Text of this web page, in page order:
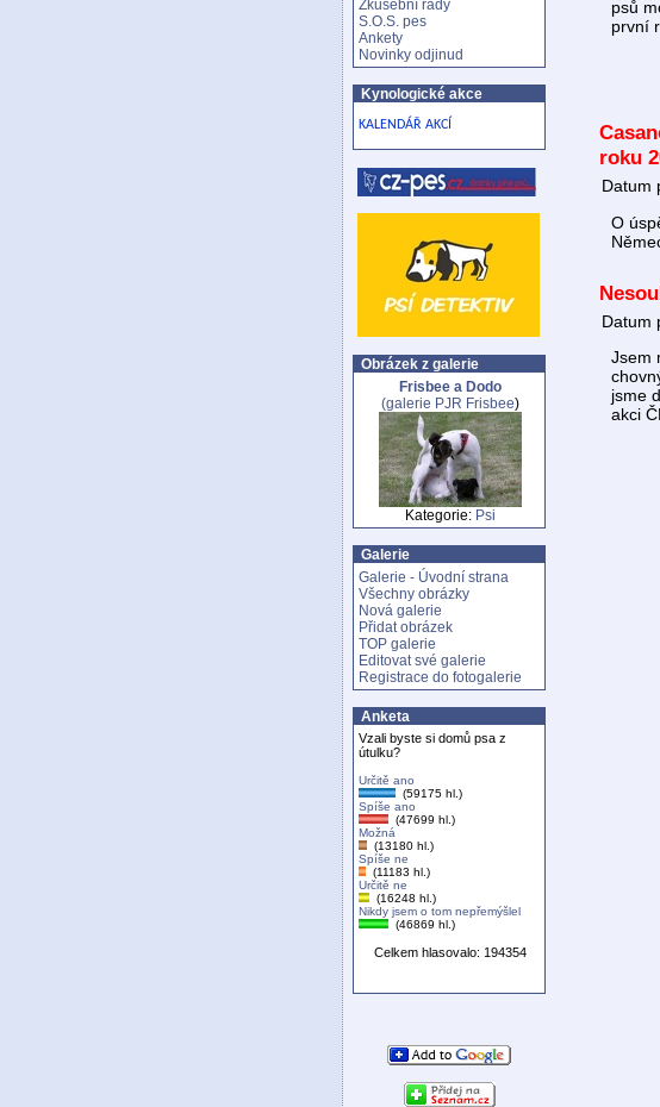
Zkušební řády
S.O.S. pes
Ankety
Novinky odjinud
Kynologické akce
KALENDÁŘ AKCÍ
Obrázek z galerie
Frisbee a Dodo
(galerie PJR Frisbee)
Kategorie: Psi
Galerie
Galerie - Úvodní strana
Všechny obrázky
Nová galerie
Přidat obrázek
TOP galerie
Editovat své galerie
Registrace do fotogalerie
Anketa
Vzali byste si domů psa z
útulku?
Určitě ano
(59175 hl.)
Spíše ano
(47699 hl.)
Možná
(13180 hl.)
Spíše ne
(11183 hl.)
Určitě ne
(16248 hl.)
Nikdy jsem o tom nepřemýšlel
(46869 hl.)
Celkem hlasovalo: 194354
psů
první
roku
Datum
O
Datum
Jsem
jsme
akci